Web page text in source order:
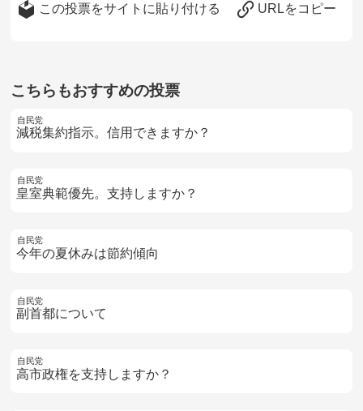
この投票をサイトに貼り付ける URLをコピー
こちらもおすすめの投票
自民党
減税集約指示。信用できますか？
自民党
皇室典範優先。支持しますか？
自民党
今年の夏休みは節約傾向
自民党
副首都について
自民党
高市政権を支持しますか？